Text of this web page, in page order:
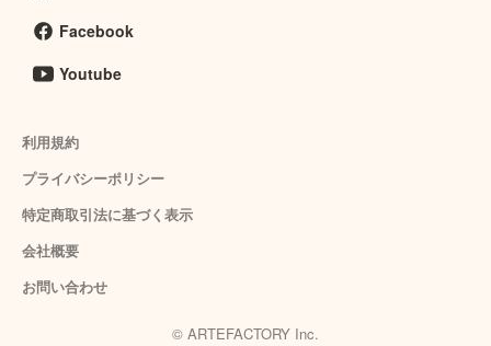
Facebook
Youtube
利用規約
プライバシーポリシー
特定商取引法に基づく表示
会社概要
お問い合わせ
© ARTEFACTORY Inc.